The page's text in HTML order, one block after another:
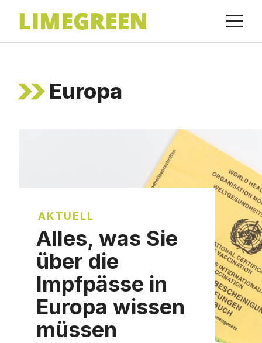
Inhalt
springen
Europa
AKTUELL
Alles, was Sie
über die
Impfpässe in
Europa wissen
müssen